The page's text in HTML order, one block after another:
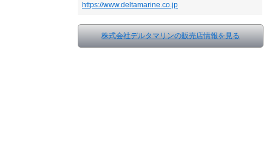
https://www.deltamarine.co.jp
株式会社デルタマリンの販売店情報を見る